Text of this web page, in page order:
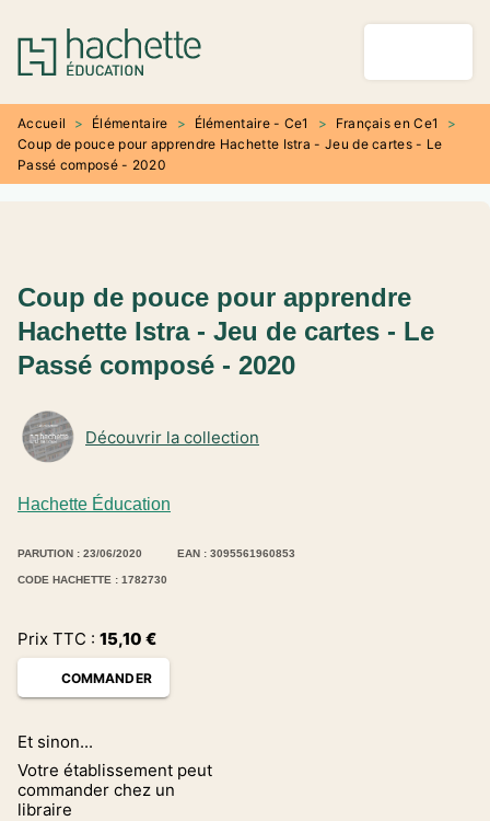
MENU RECHERCHE
PIED DE PAGE
Accueil > Élémentaire > Élémentaire - Ce1 > Français en Ce1
>
Coup de pouce pour apprendre Hachette Istra - Jeu de cartes - Le
Passé composé - 2020
Hachette Éducation
Découvrir la collection
Coup de pouce pour apprendre
Hachette Istra - Jeu de cartes - Le
Passé composé - 2020
PARUTION : 23/06/2020 EAN : 3095561960853
CODE HACHETTE : 1782730
Prix TTC : 15,10 €
COMMANDER
Et sinon...
Votre établissement peut
commander chez un
libraire